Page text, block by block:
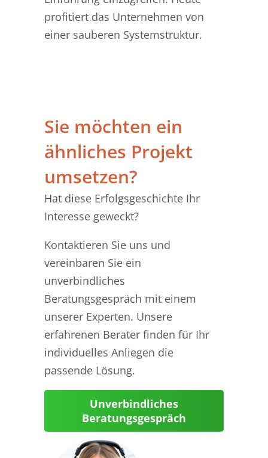
profitiert das Unternehmen von
einer sauberen Systemstruktur.
Sie möchten ein
ähnliches Projekt
umsetzen?
Hat diese Erfolgsgeschichte Ihr
Interesse geweckt?
Kontaktieren Sie uns und
vereinbaren Sie ein
unverbindliches
Beratungsgespräch mit einem
unserer Experten. Unsere
erfahrenen Berater finden für Ihr
individuelles Anliegen die
passende Lösung.
Unverbindliches
Beratungsgespräch